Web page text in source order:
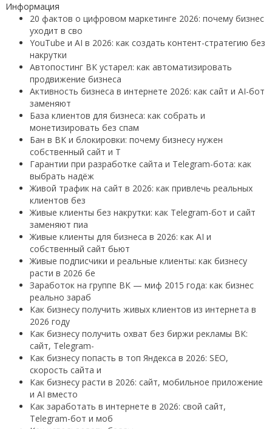
Информация
20 фактов о цифровом маркетинге 2026: почему бизнес
уходит в сво
YouTube и AI в 2026: как создать контент-стратегию без
накрутки
Автопостинг ВК устарел: как автоматизировать
продвижение бизнеса
Активность бизнеса в интернете 2026: как сайт и AI-бот
заменяют
База клиентов для бизнеса: как собрать и
монетизировать без спам
Бан в ВК и блокировки: почему бизнесу нужен
собственный сайт и T
Гарантии при разработке сайта и Telegram-бота: как
выбрать надёж
Живой трафик на сайт в 2026: как привлечь реальных
клиентов без
Живые клиенты без накрутки: как Telegram-бот и сайт
заменяют пиа
Живые клиенты для бизнеса в 2026: как AI и
собственный сайт бьют
Живые подписчики и реальные клиенты: как бизнесу
расти в 2026 бе
Заработок на группе ВК — миф 2015 года: как бизнес
реально зараб
Как бизнесу получить живых клиентов из интернета в
2026 году
Как бизнесу получить охват без биржи рекламы ВК:
сайт, Telegram-
Как бизнесу попасть в топ Яндекса в 2026: SEO,
скорость сайта и
Как бизнесу расти в 2026: сайт, мобильное приложение
и AI вместо
Как заработать в интернете в 2026: свой сайт,
Telegram-бот и моб